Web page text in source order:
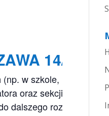
14/3/21
w szkole, kościele,
oraz sekcji
dalszego rozwoju